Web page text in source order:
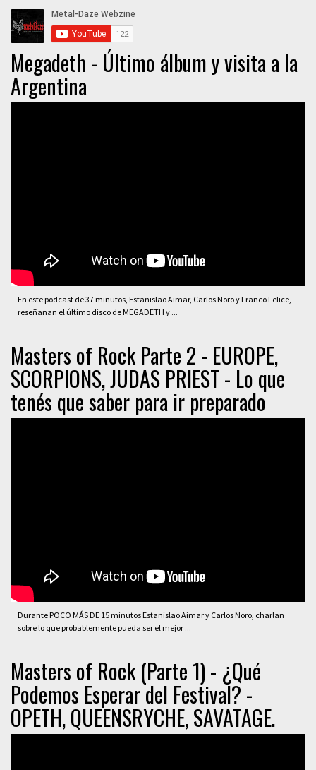
Megadeth - Último álbum y visita a la
Argentina
En este podcast de 37 minutos, Estanislao Aimar, Carlos Noro y Franco Felice,
reseñanan el último disco de MEGADETH y ...
Masters of Rock Parte 2 - EUROPE,
SCORPIONS, JUDAS PRIEST - Lo que
tenés que saber para ir preparado
Durante POCO MÁS DE 15 minutos Estanislao Aimar y Carlos Noro, charlan
sobre lo que probablemente pueda ser el mejor ...
Masters of Rock (Parte 1) - ¿Qué
Podemos Esperar del Festival? -
OPETH, QUEENSRYCHE, SAVATAGE.